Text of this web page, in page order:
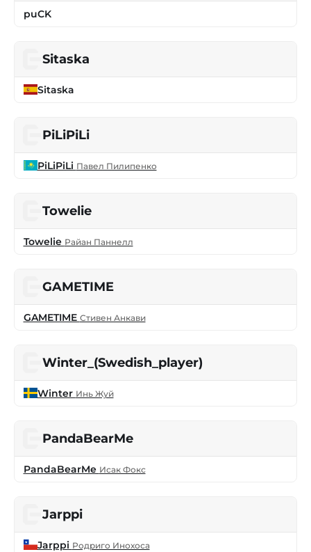
puCK
Sitaska
Sitaska
PiLiPiLi
PiLiPiLi Павел Пилипенко
Towelie
Towelie Райан Паннелл
GAMETIME
GAMETIME Стивен Анкави
Winter_(Swedish_player)
Winter Инь Жуй
PandaBearMe
PandaBearMe Исак Фокс
Jarppi
Jarppi Родриго Инохоса